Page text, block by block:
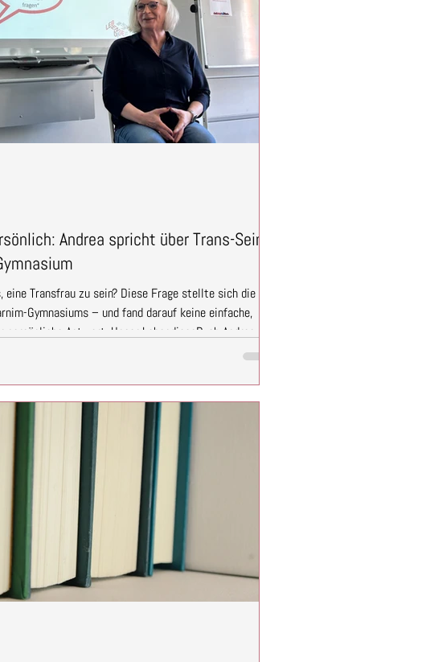
Andrea spricht über Trans-Sein
eine Transfrau zu sein? Diese Frage stellte sich die
Gymnasiums – und fand darauf keine einfache,
persönliche Antwort. Unser LebendigesBuch Andrea
mit in ihre eigene Geschichte und sprach offen
zu Stereotypen, Vorurteilen und Diskriminierung
die Jugendlichen zunächst mit grundlegenden